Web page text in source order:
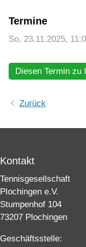
Termine
So, 23.11.2025,
Diesen Termin zu
Zurück
Kontakt
Tennisgesellschaft
Plochingen e.V.
Stumpenhof 104
73207 Plochingen
Geschäftsstelle: